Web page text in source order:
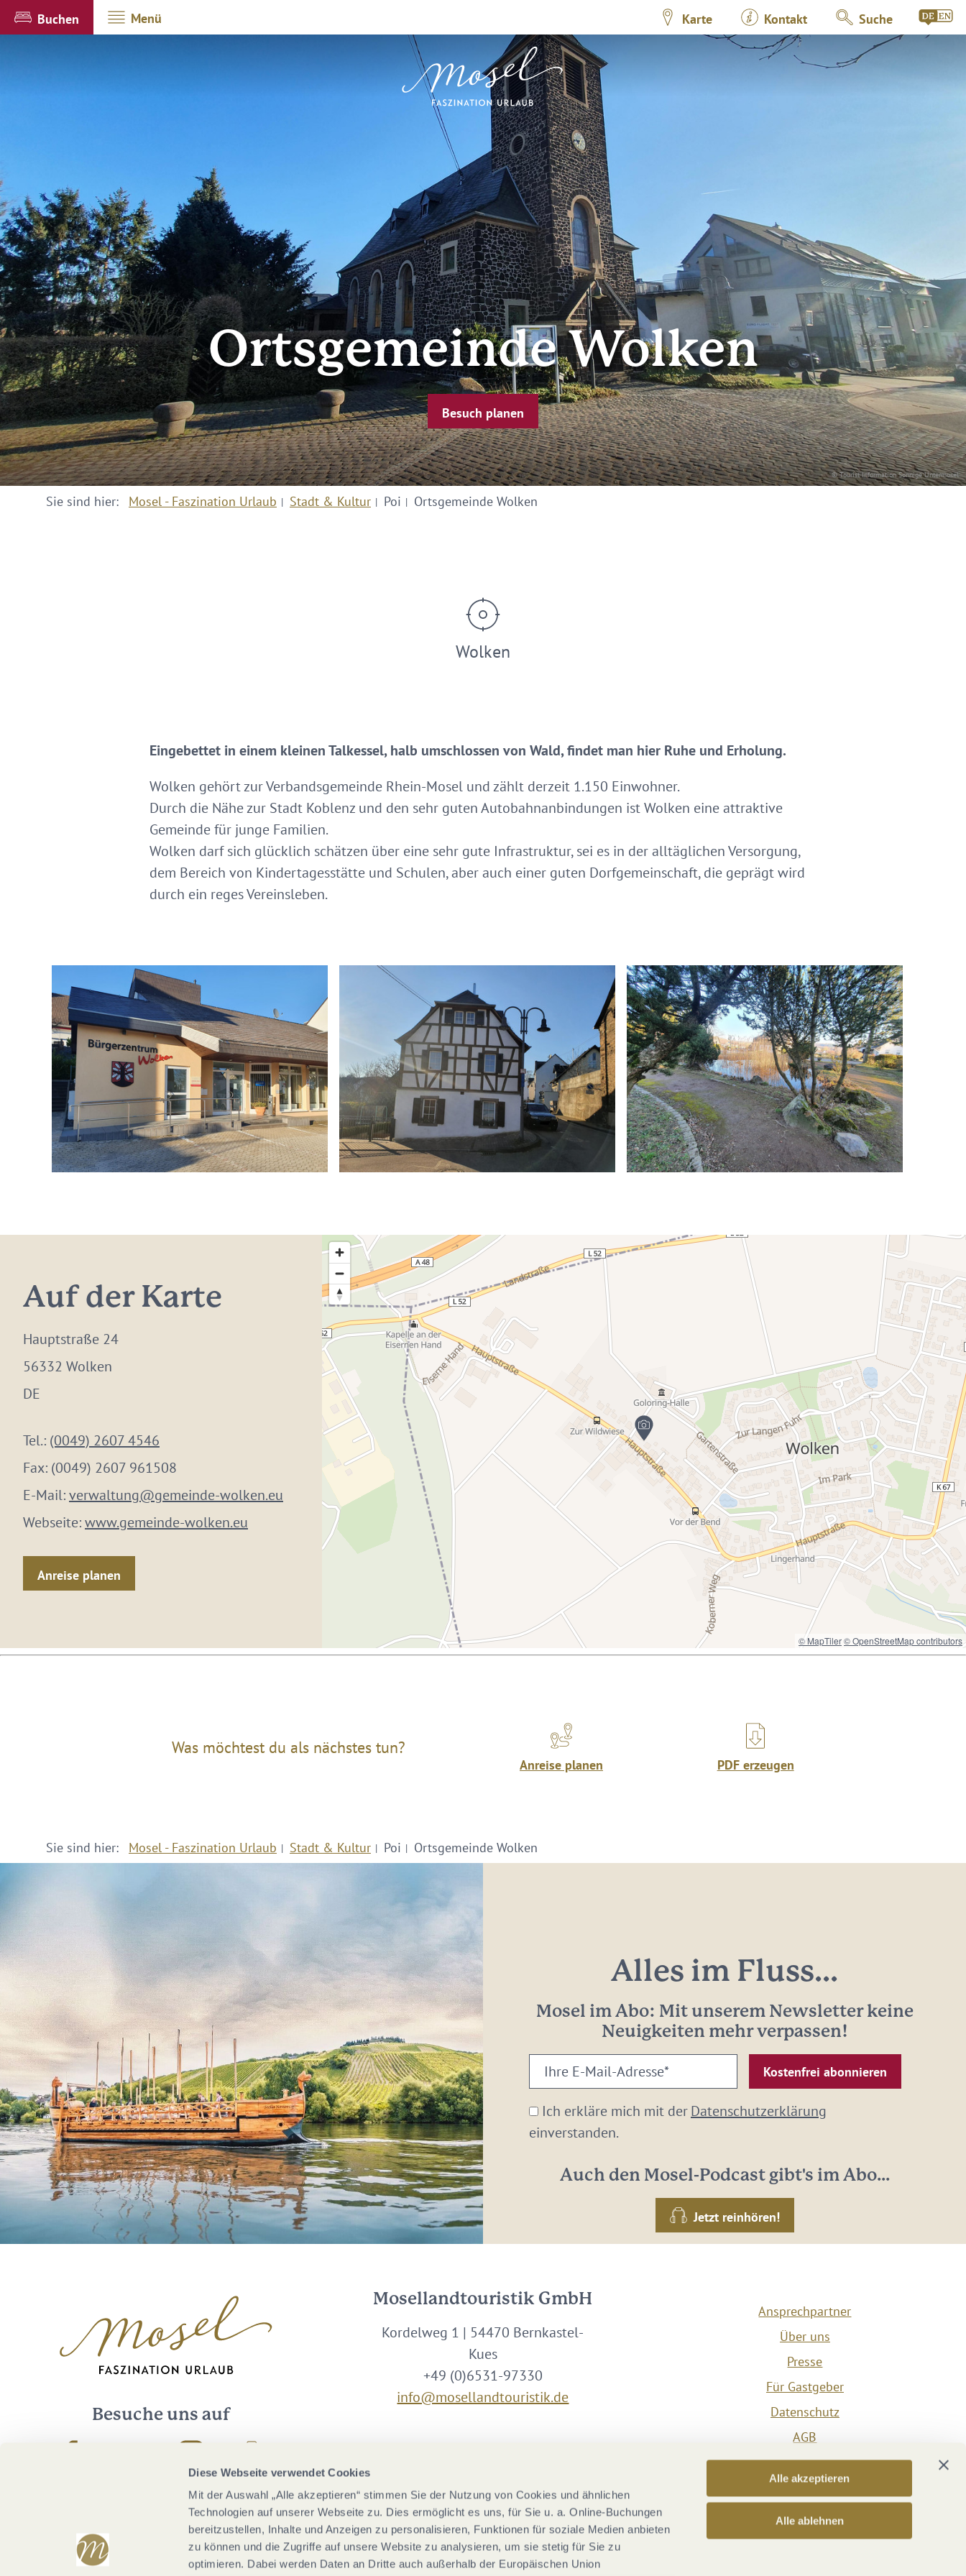
Diese Webseite verwendet Cookies
Mit der Auswahl „Alle akzeptieren“ stimmen Sie der Nutzung von Cookies und ähnlichen
Technologien auf unserer Webseite zu. Dies ermöglicht es uns, für Sie u. a. Online-Buchungen
bereitzustellen, Inhalte und Anzeigen zu personalisieren, Funktionen für soziale Medien anbieten
zu können und die Zugriffe auf unsere Website zu analysieren, um sie stetig für Sie zu
optimieren. Dabei werden Daten an Dritte auch außerhalb der Europäischen Union
Alle akzeptieren
Alle ablehnen
Buchen Menü Karte Kontakt Suche
© Tourist Information Sonnige Untermosel
Ortsgemeinde Wolken
Besuch planen
Sie sind hier: Mosel - Faszination Urlaub Stadt & Kultur Poi Ortsgemeinde Wolken
Wolken
Eingebettet in einem kleinen Talkessel, halb umschlossen von Wald, findet man hier Ruhe und Erholung.
Wolken gehört zur Verbandsgemeinde Rhein-Mosel und zählt derzeit 1.150 Einwohner.
Durch die Nähe zur Stadt Koblenz und den sehr guten Autobahnanbindungen ist Wolken eine attraktive
Gemeinde für junge Familien.
Wolken darf sich glücklich schätzen über eine sehr gute Infrastruktur, sei es in der alltäglichen Versorgung,
dem Bereich von Kindertagesstätte und Schulen, aber auch einer guten Dorfgemeinschaft, die geprägt wird
durch ein reges Vereinsleben.
Auf der Karte
Hauptstraße 24
56332 Wolken
DE
Tel.: (0049) 2607 4546
Fax: (0049) 2607 961508
E-Mail:verwaltung@gemeinde-wolken.eu
Webseite:www.gemeinde-wolken.eu
Anreise planen
© MapTiler© OpenStreetMap contributors
Was möchtest du als nächstes tun?
Anreise planen PDF erzeugen
Sie sind hier: Mosel - Faszination Urlaub Stadt & Kultur Poi Ortsgemeinde Wolken
Alles im Fluss...
Mosel im Abo: Mit unserem Newsletter keine
Neuigkeiten mehr verpassen!
Ihre
E-
Mail-
Adresse:
Ich erkläre mich mit derDatenschutzerklärung
einverstanden.
Auch den Mosel-Podcast gibt's im Abo...
Jetzt reinhören!
Besuche uns auf
Mosellandtouristik GmbH
Kordelweg 1 | 54470 Bernkastel-
Kues
+49 (0)6531-97330
info@mosellandtouristik.de
Ansprechpartner
Über uns
Presse
Für Gastgeber
Datenschutz
AGB
Impressum
Barrierefreiheit
Vertrag widerrufen
Versicherungsvertrag widerrufen